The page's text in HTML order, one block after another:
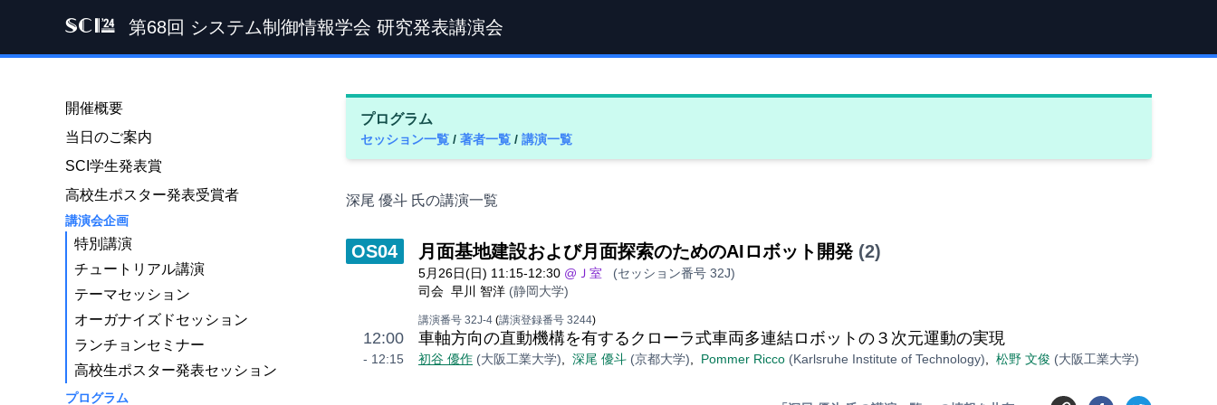
SCI '24 第68回 システム制御情報学会 研究発表講演会
プログラム
セッション一覧 / 著者一覧 / 講演一覧
深尾 優斗 氏の講演一覧
OS04 月面基地建設および月面探索のためのAIロボット開発 (2)
5月26日(日) 11:15-12:30 @Ｊ室
(セッション番号 32J)
司会 早川 智洋 (静岡大学)
講演番号 32J-4 (講演登録番号 3244)
12:00
- 12:15
車軸方向の直動機構を有するクローラ式車両多連結ロボットの３次元運動の実現
初谷 優作 (大阪工業大学) 深尾 優斗 (京都大学) Pommer Ricco (Karlsruhe Institute of Technology) 松野 文俊 (大阪工業大学)
開催概要
当日のご案内
SCI学生発表賞
高校生ポスター発表受賞者
講演会企画
特別講演
チュートリアル講演
テーマセッション
オーガナイズドセッション
ランチョンセミナー
高校生ポスター発表セッション
プログラム